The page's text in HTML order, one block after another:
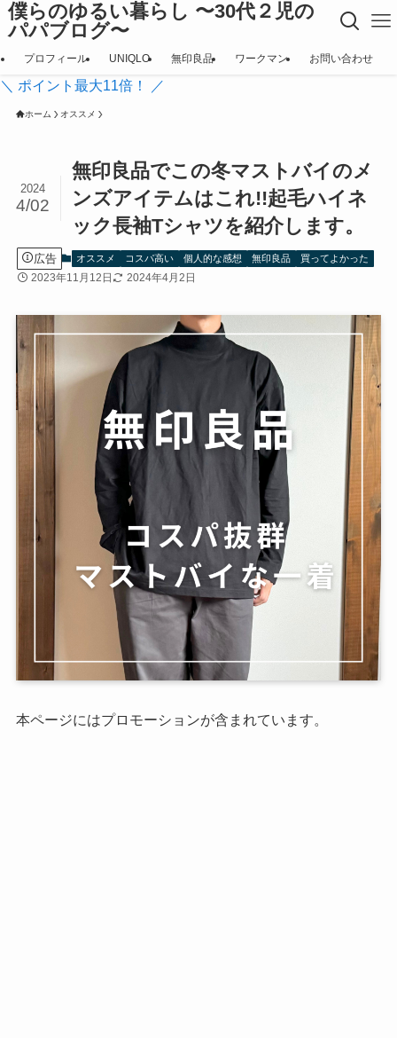
僕らのゆるい暮らし 〜30代２児の
パパブログ〜
プロフィール UNIQLO 無印良品 ワークマン お問い合わせ
＼ ポイント最大11倍！ ／
ホーム オススメ
無印良品でこの冬マストバイのメ
ンズアイテムはこれ!!起毛ハイネ
ック長袖Tシャツを紹介します。
2024
4/02
広告 オススメ コスパ高い 個人的な感想 無印良品 買ってよかった
2023年11月12日 2024年4月2日
本ページにはプロモーションが含まれています。